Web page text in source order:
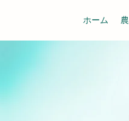
ホーム